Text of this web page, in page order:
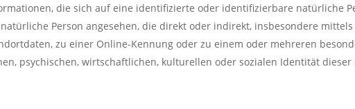
die sich auf eine identifizierte oder identifizierbare natürliche
Person angesehen, die direkt oder indirekt, insbesondere
zu einer Online-Kennung oder zu einem oder mehreren
psychischen, wirtschaftlichen, kulturellen oder sozialen Identität